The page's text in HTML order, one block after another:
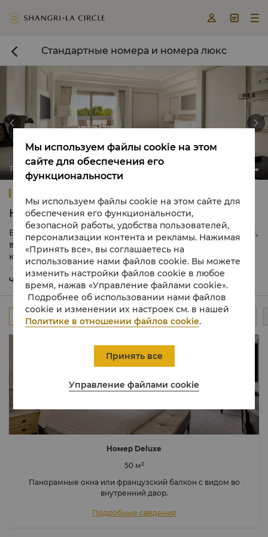
  
 Стандартные номера и номера люкс
Terrace Bosphorus Room
 
Номера и люксы
Все 186 современных номеров и люксов нашего отеля,
вдохновленные азиатским началом Shangri-La и
красотой Босфора, оформлены в спокойной гамме с
использованием мягких тканей и выходят окнами во
внутренний атриум отеля, на город или пролив.
Ванные комнаты облицованы мрамором и имеют
подогреваемый пол, а также встроенный в зеркало
телевизор.
Читать подробнее
Все Номера Клубный номер Номер-люкс
Номер Deluxe
50 м²
Панорамные окна или французский балкон с видом во
внутренний двор.
Подробные сведения
Мы используем файлы cookie на этом
сайте для обеспечения его
функциональности
Мы используем файлы cookie на этом сайте для
обеспечения его функциональности,
безопасной работы, удобства пользователей,
персонализации контента и рекламы. Нажимая
«Принять все», вы соглашаетесь на
использование нами файлов cookie. Вы можете
изменить настройки файлов cookie в любое
время, нажав «Управление файлами cookie».
Подробнее об использовании нами файлов
cookie и изменении их настроек см. в нашей
Политике в отношении файлов cookie.
Управление файлами cookie
Принять все